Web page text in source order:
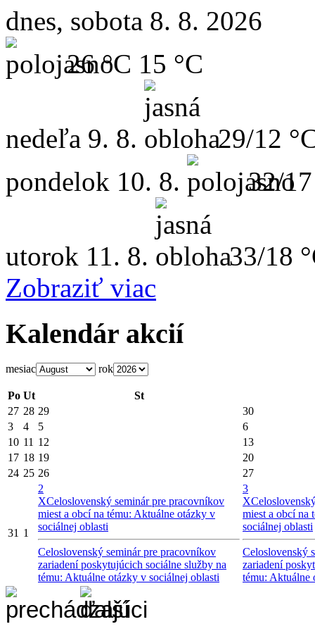
dnes, sobota 8. 8. 2026
26 °C 15 °C
nedeľa 9. 8.
29/12
pondelok 10. 8. 32/
utorok 11. 8.
33/18
Zobraziť viac
Kalendár akcií
mesiac rok
Po Ut
St
27 28 29
30
3
4 5
6
10 11 12
13
17 18 19
20
24 25 26 27
31 1
2
XCeloslovenský seminár pre pracovníkov
miest a obcí na tému: Aktuálne otázky v
sociálnej oblasti
Celoslovenský seminár pre pracovníkov
zariadení poskytujúcich sociálne služby na
tému: Aktuálne otázky v sociálnej oblasti
3
X
miest a obcí na
sociálnej oblasti
Celoslovenský
zariadení
tému: Aktuálne